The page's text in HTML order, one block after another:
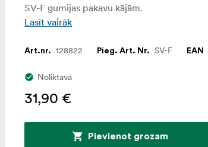
SV-F gumijas pakavu kājām.
Lasīt vairāk
Art.nr. 128822 Pieg. Art. Nr. SV-F EAN
Noliktavā
31,90 €
Pievienot grozam